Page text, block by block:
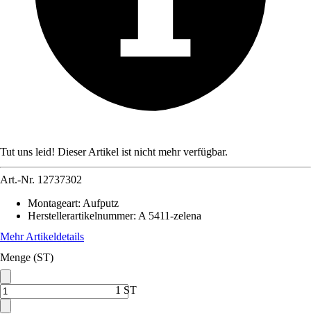
Tut uns leid! Dieser Artikel ist nicht mehr verfügbar.
Art.-Nr. 12737302
Montageart: Aufputz
Herstellerartikelnummer: A 5411-zelena
Mehr Artikeldetails
Menge (ST)
1 ST